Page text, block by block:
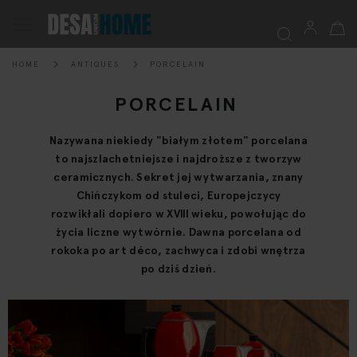
My
HOME ANTIQUES PORCELAIN
PORCELAIN
Nazywana niekiedy "białym złotem" porcelana
to najszlachetniejsze i najdroższe z tworzyw
ceramicznych. Sekret jej wytwarzania, znany
Chińczykom od stuleci, Europejczycy
rozwikłali dopiero w XVIII wieku, powołując do
życia liczne wytwórnie. Dawna porcelana od
rokoka po art déco, zachwyca i zdobi wnętrza
po dziś dzień.